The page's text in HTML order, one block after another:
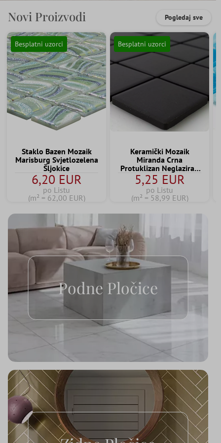
Novi Proizvodi Pogledaj sve
Besplatni uzorci
Staklo Bazen Mozaik
Marisburg Svjetlozelena
Šljokice
6,20 EUR
po Listu
(m² = 62,00 EUR)
Besplatni uzorci
Keramički Mozaik
Miranda Crna
Protuklizan Neglaziran
Q47
5,25 EUR
po Listu
(m² = 58,99 EUR)
Podne Pločice